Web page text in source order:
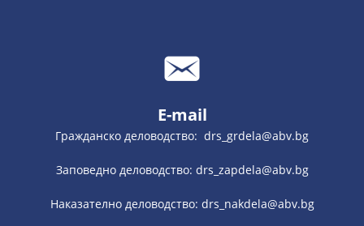
E-mail
Гражданско деловодство: drs_grdela@abv.bg
Заповедно деловодство: drs_zapdela@abv.bg
Наказателно деловодство: drs_nakdela@abv.bg